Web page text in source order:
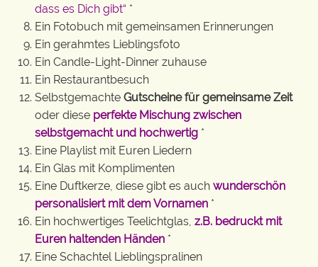
dass es Dich gibt“ *
Ein Fotobuch mit gemeinsamen Erinnerungen
Ein gerahmtes Lieblingsfoto
Ein Candle-Light-Dinner zuhause
Ein Restaurantbesuch
Selbstgemachte Gutscheine für gemeinsame Zeit
oder diese perfekte Mischung zwischen
selbstgemacht und hochwertig *
Eine Playlist mit Euren Liedern
Ein Glas mit Komplimenten
Eine Duftkerze, diese gibt es auch wunderschön
personalisiert mit dem Vornamen *
Ein hochwertiges Teelichtglas, z.B. bedruckt mit
Euren haltenden Händen *
Eine Schachtel Lieblingspralinen